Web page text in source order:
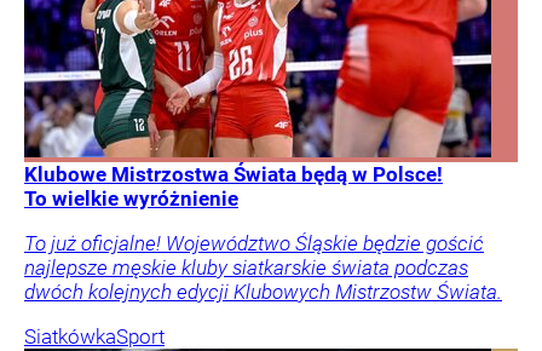
Klubowe Mistrzostwa Świata będą w Polsce!
To wielkie wyróżnienie
To już oficjalne! Województwo Śląskie będzie gościć
najlepsze męskie kluby siatkarskie świata podczas
dwóch kolejnych edycji Klubowych Mistrzostw Świata.
SiatkówkaSport